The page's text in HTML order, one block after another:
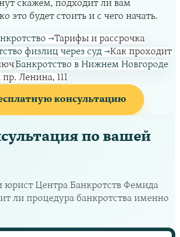
скажем, подходит ли вам
это будет стоить и с чего начать.
→Тарифы и рассрочка
физлиц через суд →Как проходит
Банкротство в Нижнем Новгороде
Ленина, 111
консультацию
по вашей
юрист Центра Банкротств Фемида
ли процедура банкротства именно